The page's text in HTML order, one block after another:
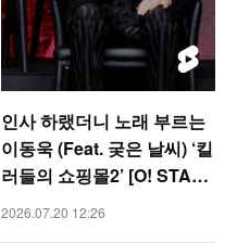
인사 하랬더니 노래 부르는
이동욱 (Feat. 궂은 날씨) ‘킬
러들의 쇼핑몰2’ [O! STAR
숏폼]
2026.07.20 12:26